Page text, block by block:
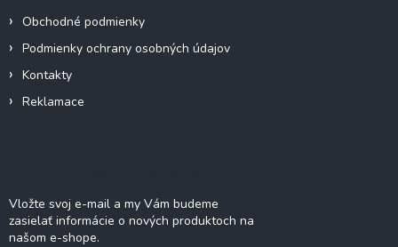
Obchodné podmienky
Podmienky ochrany osobných údajov
Kontakty
Reklamace
Vložte svoj e-mail a my Vám budeme
zasielať informácie o nových produktoch na
našom e-shope.